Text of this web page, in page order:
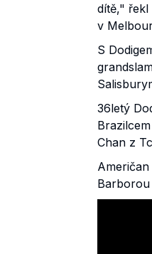
dítě," řekl
v
S
36letý
Chan z